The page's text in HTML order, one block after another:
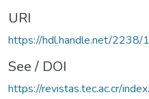
URI
https://hdl.handle.net/2238/
See / DOI
https://revistas.tec.ac.cr/